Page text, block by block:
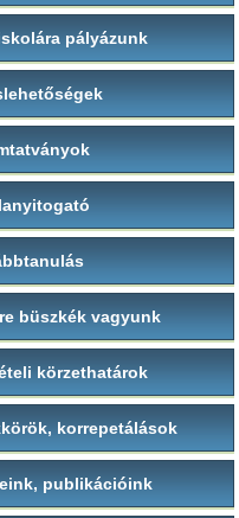
pályázunk
büszkék vagyunk
körzethatárok
korrepetálások
publikációink